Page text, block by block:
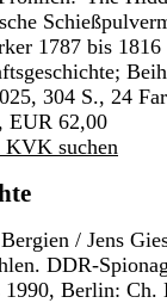
1787 bis
304 S., 24
EUR 62,00
KVK suchen
/ Jens
DDR-
1990, Berlin: Ch.